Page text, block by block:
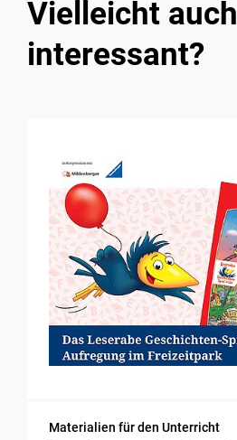
Vielleicht auch
interessant?
Materialien für den Unterricht